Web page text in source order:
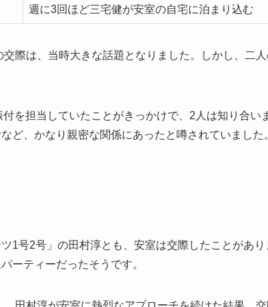
週に3回ほど三宅健が安室の自宅に泊まり込む
際は、当時大きな話題となりました。しかし、二
を担当していたことがきっかけで、2人は知り合い
ど、かなり親密な関係にあったと噂されていました
1号2号」の田村淳とも、安室は交際したことがあり
ーティーだったそうです。